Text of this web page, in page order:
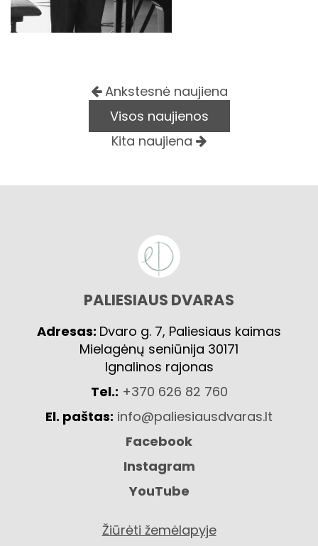
Ankstesnė naujiena
Visos naujienos
Kita naujiena
PALIESIAUS DVARAS
Adresas: Dvaro g. 7, Paliesiaus kaimas
Mielagėnų seniūnija 30171
Ignalinos rajonas
Tel.: +370 626 82 760
El. paštas: info@paliesiausdvaras.lt
Facebook
Instagram
YouTube
Žiūrėti žemėlapyje